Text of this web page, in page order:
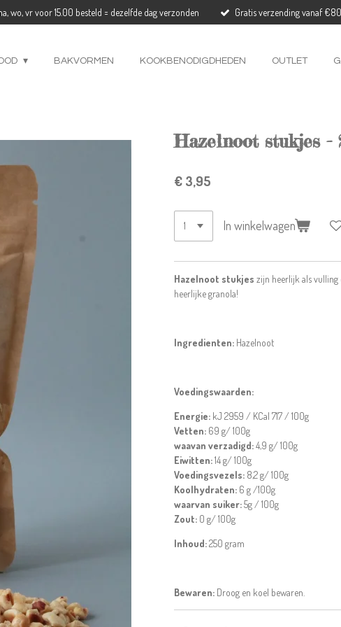
wo, vr voor 15.00 besteld = dezelfde dag verzonden Gratis verzending vanaf
BAKVORMEN KOOKBENODIGDHEDEN OUTLET
Hazelnoot stukjes -
€ 3,95
In winkelwagen
Hazelnoot stukjes zijn heerlijk als
heerlijke granola!
Ingredienten: Hazelnoot
Voedingswaarden:
Energie: kJ 2959 / KCal 717 / 100g
Vetten: 69 g/ 100g
waavan verzadigd:4,9 g/ 100g
Eiwitten:14g/ 100g
Voedingsvezels: 8,2g/ 100g
Koolhydraten: 6 g /100g
waarvan suiker:5g / 100g
Zout: 0 g/ 100g
Inhoud:250 gram
Bewaren: Droog en koel bewaren.